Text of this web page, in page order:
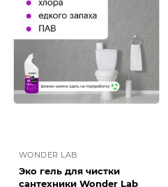
WONDER LAB
Эко гель для чистки
сантехники Wonder Lab